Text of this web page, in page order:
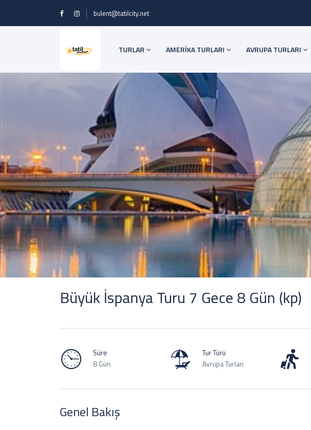
bulent@tatilcity.net
TURLAR AMERİKA TURLARI AVRUPA TURLARI
Büyük İspanya Turu 7 Gece 8 Gün (kp)
Süre
8 Gün
Tur Türü
Avrupa Turları
Genel Bakış